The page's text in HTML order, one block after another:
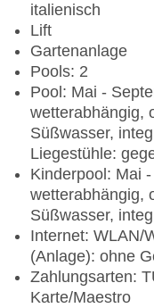
italienisch
Lift
Gartenanlage
Pools: 2
Pool: Mai -
wetterabhängig,
Süßwasser,
Liegestühle:
Kinderpool: Mai
wetterabhängig,
Süßwasser,
Internet: WLAN/
(Anlage): ohne
Zahlungsarten:
Karte/Maestro